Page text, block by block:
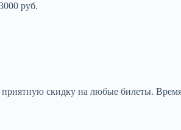
руб.
скидку на любые билеты.